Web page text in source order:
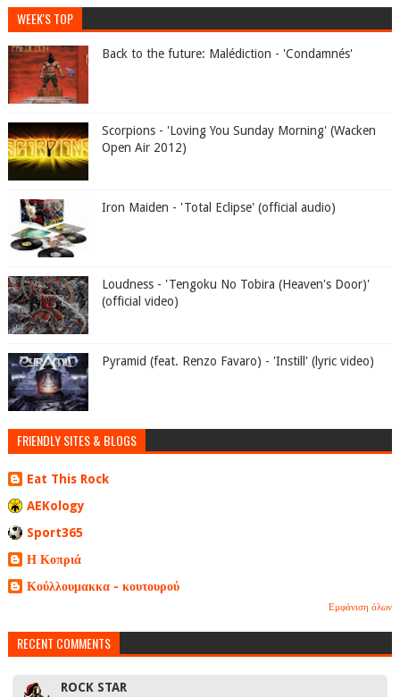
WEEK'S TOP
Back to the future: Malédiction - 'Condamnés'
Scorpions - 'Loving You Sunday Morning' (Wacken
Open Air 2012)
Iron Maiden - 'Total Eclipse' (official audio)
Loudness - 'Tengoku No Tobira (Heaven's Door)'
(official video)
Pyramid (feat. Renzo Favaro) - 'Instill' (lyric video)
FRIENDLY SITES & BLOGS
Eat This Rock
AEKology
Sport365
Η Κοπριά
Κούλλουμακκα - κουτουρού
Εμφάνιση όλων
RECENT COMMENTS
ROCK STAR